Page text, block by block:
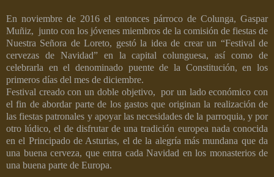
En noviembre de 2016 el entonces párroco de Colunga, Gaspar
Muñiz, junto con los jóvenes miembros de la comisión de fiestas de
Nuestra Señora de Loreto, gestó la idea de crear un “Festival de
cervezas de Navidad” en la capital colunguesa, así como de
celebrarla en el denominado puente de la Constitución, en los
primeros días del mes de diciembre.
Festival creado con un doble objetivo, por un lado económico con
el fin de abordar parte de los gastos que originan la realización de
las fiestas patronales y apoyar las necesidades de la parroquia, y por
otro lúdico, el de disfrutar de una tradición europea nada conocida
en el Principado de Asturias, el de la alegría más mundana que da
una buena cerveza, que entra cada Navidad en los monasterios de
una buena parte de Europa.